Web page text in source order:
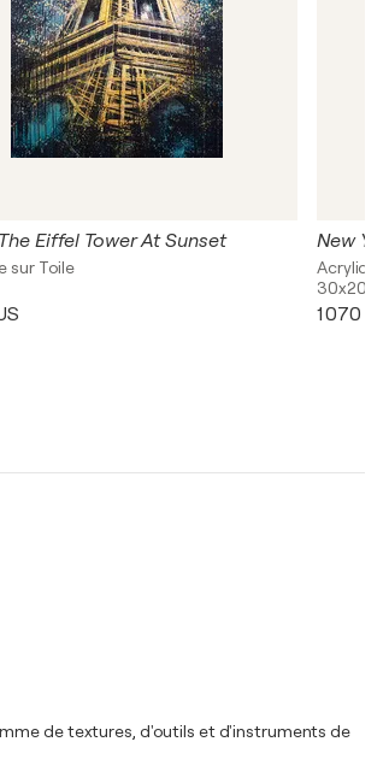
Eiffel Tower At Sunset
sur Toile
30x20in
1 070
de textures, d'outils et d'instruments de